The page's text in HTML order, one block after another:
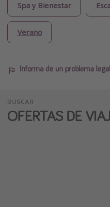
Spa y Bienestar
Verano
Informa de un problema legal
BUSCAR
OFERTAS DE